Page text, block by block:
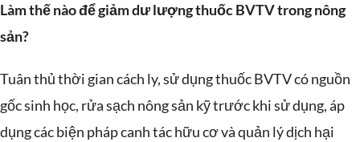
Làm thế nào để giảm dư lượng thuốc BVTV trong nông
sản?
Tuân thủ thời gian cách ly, sử dụng thuốc BVTV có nguồn
gốc sinh học, rửa sạch nông sản kỹ trước khi sử dụng, áp
dụng các biện pháp canh tác hữu cơ và quản lý dịch hại